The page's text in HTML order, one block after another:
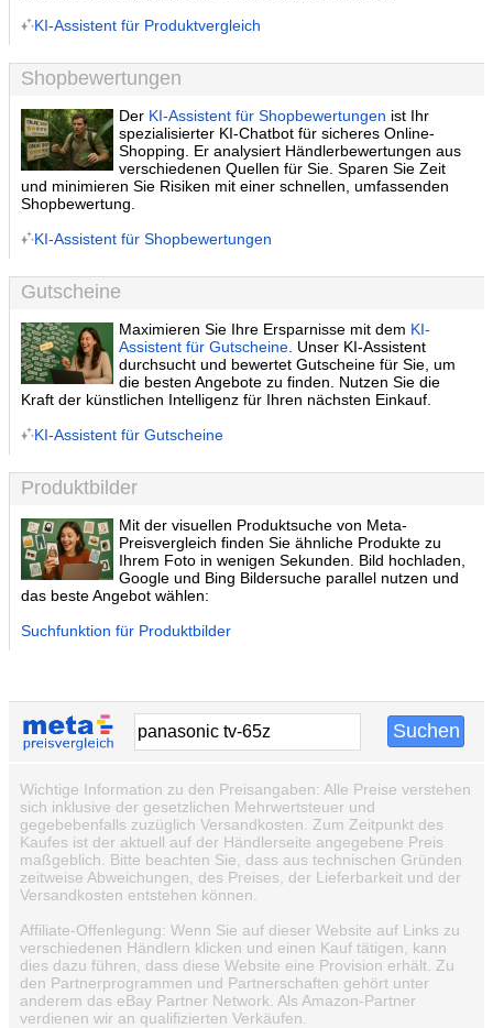
KI-Assistent für Produktvergleich
Shopbewertungen
Der KI-Assistent für Shopbewertungen ist Ihr
spezialisierter KI-Chatbot für sicheres Online-
Shopping. Er analysiert Händlerbewertungen aus
verschiedenen Quellen für Sie. Sparen Sie Zeit
und minimieren Sie Risiken mit einer schnellen, umfassenden
Shopbewertung.
KI-Assistent für Shopbewertungen
Gutscheine
Maximieren Sie Ihre Ersparnisse mit dem KI-
Assistent für Gutscheine . Unser KI-Assistent
durchsucht und bewertet Gutscheine für Sie, um
die besten Angebote zu finden. Nutzen Sie die
Kraft der künstlichen Intelligenz für Ihren nächsten Einkauf.
KI-Assistent für Gutscheine
Produktbilder
Mit der visuellen Produktsuche von Meta-
Preisvergleich finden Sie ähnliche Produkte zu
Ihrem Foto in wenigen Sekunden. Bild hochladen,
Google und Bing Bildersuche parallel nutzen und
das beste Angebot wählen:
Suchfunktion für Produktbilder
Wichtige Information zu den Preisangaben: Alle Preise verstehen
sich inklusive der gesetzlichen Mehrwertsteuer und
gegebebenfalls zuzüglich Versandkosten. Zum Zeitpunkt des
Kaufes ist der aktuell auf der Händlerseite angegebene Preis
maßgeblich. Bitte beachten Sie, dass aus technischen Gründen
zeitweise Abweichungen, des Preises, der Lieferbarkeit und der
Versandkosten entstehen können.
Affiliate-Offenlegung: Wenn Sie auf dieser Website auf Links zu
verschiedenen Händlern klicken und einen Kauf tätigen, kann
dies dazu führen, dass diese Website eine Provision erhält. Zu
den Partnerprogrammen und Partnerschaften gehört unter
anderem das eBay Partner Network. Als Amazon-Partner
verdienen wir an qualifizierten Verkäufen.